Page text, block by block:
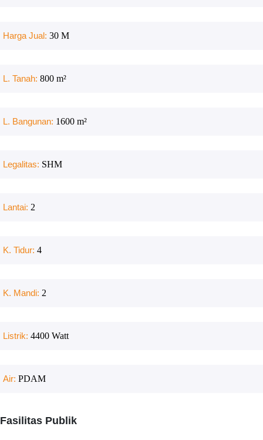
Harga Jual: 30 M
L. Tanah: 800 m²
L. Bangunan: 1600 m²
Legalitas: SHM
Lantai: 2
K. Tidur: 4
K. Mandi: 2
Listrik: 4400 Watt
Air: PDAM
Fasilitas Publik